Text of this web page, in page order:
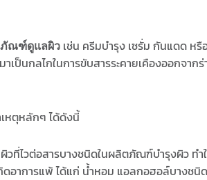
ภัณฑ์ดูแลผิว เช่น ครีมบำรุง เซรั่ม กันแดด ห
ป็นกลไกในการขับสารระคายเคืองออกจาก
หตุหลักๆ ได้ดังนี้
วที่ไวต่อสารบางชนิดในผลิตภัณฑ์บำรุงผิว ท
าการแพ้ ได้แก่ น้ำหอม แอลกอฮอล์บางชนิ